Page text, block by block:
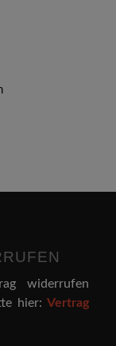
widerrufen
hier:Vertrag